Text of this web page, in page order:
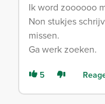
Ik word zoooooo
Non stukjes
missen.
Ga werk zoeken.
5